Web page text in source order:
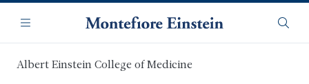
contenido
principal
Navegación
Menú
Albert Einstein College of Medicine